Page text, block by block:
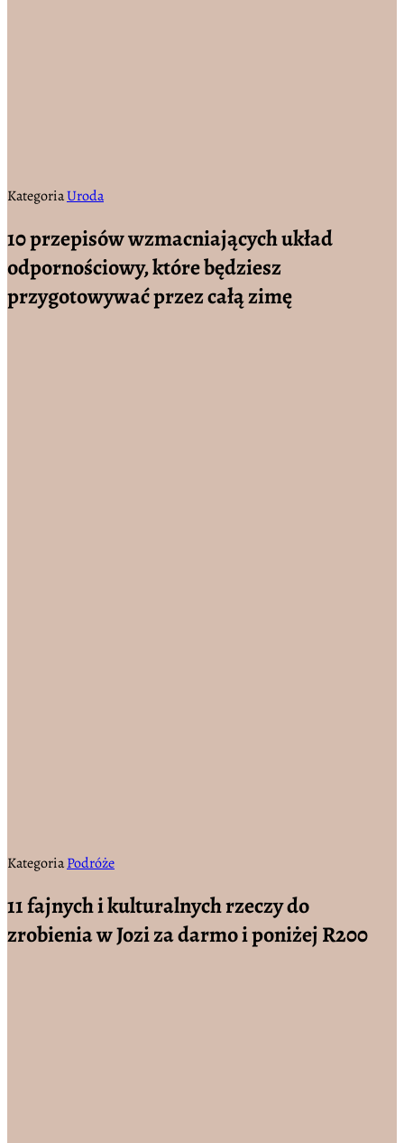
KategoriaUroda
10 przepisów wzmacniających układ
odpornościowy, które będziesz
przygotowywać przez całą zimę
KategoriaPodróże
11 fajnych i kulturalnych rzeczy do
zrobienia w Jozi za darmo i poniżej R200